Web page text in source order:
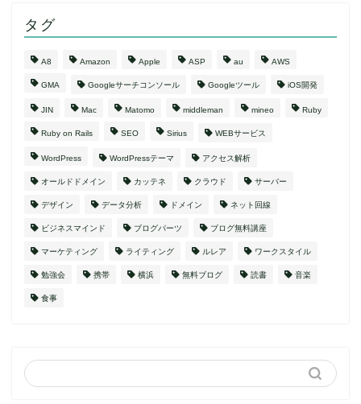
タグ
A8 Amazon Apple ASP au AWS
GMA Googleサーチコンソール Googleツール iOS開発
JIN Mac Matomo middleman mineo Ruby
Ruby on Rails SEO Sirius WEBサービス
WordPress WordPressテーマ アクセス解析
オールドドメイン カッテネ クラウド サーバー
デザイン データ分析 ドメイン ネット回線
ビジネスマインド ブログパーツ ブログ無料講座
マーケティング ライティング ルレア ワークスタイル
勉強会 携帯 横浜 無料ブログ 読書 音楽
食事